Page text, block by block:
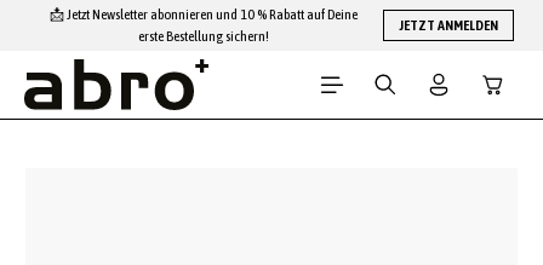
Zum Hauptinhalt springen
📩 Jetzt Newsletter abonnieren und 10 % Rabatt auf Deine
erste Bestellung sichern!
JETZT ANMELDEN